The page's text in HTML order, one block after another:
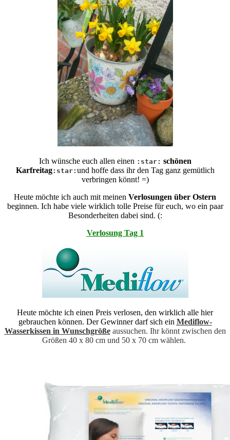
Ich wünsche euch allen einen :star: schönen
Karfreitag:star: und hoffe dass ihr den Tag ganz gemütlich
verbringen könnt! =)
Heute möchte ich auch mit meinen Verlosungen über Ostern
beginnen. Ich habe viele wirklich tolle Preise für euch, wo ein paar
Besonderheiten dabei sind. (:
Verlosung Tag 1
Heute möchte ich einen Preis verlosen, den wirklich alle hier
gebrauchen können. Der Gewinner darf sich ein Mediflow-
Wasserkissen in Wunschgrößeaussuchen. Ihr könnt zwischen den
Größen 40 x 80 cm und 50 x 70 cm wählen.